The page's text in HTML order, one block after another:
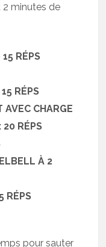
2 minutes de
RÉPS
RÉPS
AVEC CHARGE
20 RÉPS
À 2
RÉPS
pour sauter